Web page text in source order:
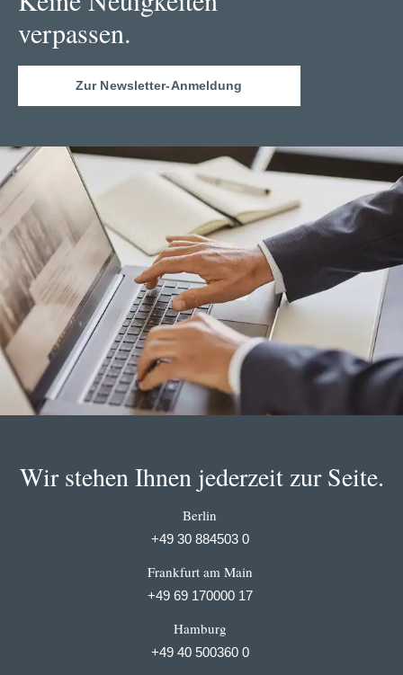
verpassen.
Zur Newsletter-Anmeldung
Wir stehen Ihnen jederzeit zur Seite.
Berlin
+49 30 884503 0
Frankfurt am Main
+49 69 170000 17
Hamburg
+49 40 500360 0